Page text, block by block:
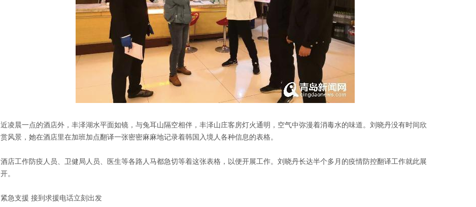
近凌晨一点的酒店外，丰泽湖水平面如镜，与兔耳山隔空相伴，丰泽山庄客房灯火通明，空气中弥漫着消毒水的味道。刘晓丹没有时间欣
赏风景，她在酒店里在加班加点翻译一张密密麻麻地记录着韩国入境人各种信息的表格。
酒店工作防疫人员、卫健局人员、医生等各路人马都急切等着这张表格，以便开展工作。刘晓丹长达半个多月的疫情防控翻译工作就此展
开。
紧急支援 接到求援电话立刻出发